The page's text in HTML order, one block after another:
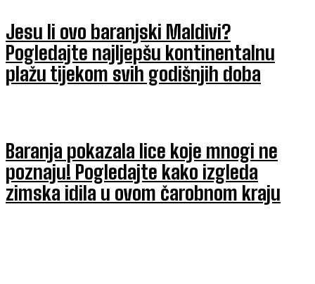
Jesu li ovo baranjski Maldivi?
Pogledajte najljepšu kontinentalnu
plažu tijekom svih godišnjih doba
Baranja pokazala lice koje mnogi ne
poznaju! Pogledajte kako izgleda
zimska idila u ovom čarobnom kraju